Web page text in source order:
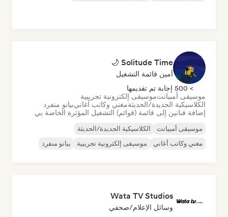
Solitude Time 🌙
أمين قائمة التشغيل
> 500 إجابة تم تقديمها
موسيقى أمبيانتموسيقى إلكترونية تجريبية
الكلاسيكية الجديدة/الحديثةمغني وكاتب أغانيبيانو منفرد
إضافة فنانين إلى قائمة (قوائم) التشغيل المؤثرة الخاصة بي
موسيقى أمبيانت
الكلاسيكية الجديدة/الحديثة
مغني وكاتب أغاني
موسيقى إلكترونية تجريبية بيانو منفرد
Wata TV Studios
وسائل الإعلام/صحفي